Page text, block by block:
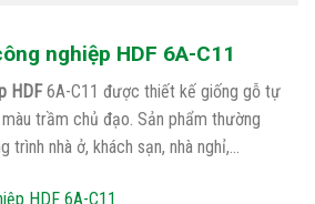
nghiệp HDF 6A-C11
HDF6A-C11 được thiết kế giống gỗ tự
trầm chủ đạo. Sản phẩm thường
nhà ở, khách sạn, nhà nghỉ,…